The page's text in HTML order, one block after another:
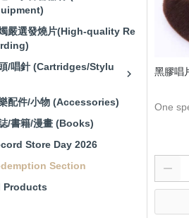
音響接頭/零件 (Audio
Connectors)
嚴選發燒片(High-quality Re
/唱針 (Cartridges/Stylu
配件/小物 (Accessories)
/書籍/漫畫 (Books)
Store Day 2026
Section
Products
黑膠唱
One